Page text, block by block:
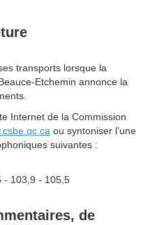
transports lorsque la
Etchemin annonce la
Internet de la Commission
ou syntoniser l’une
suivantes :
- 103,9 - 105,5
de